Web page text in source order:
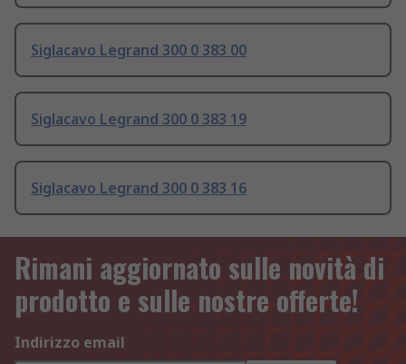
Siglacavo Legrand 300 0 383 00
Siglacavo Legrand 300 0 383 19
Siglacavo Legrand 300 0 383 16
Rimani aggiornato sulle novità di
prodotto e sulle nostre offerte!
Indirizzo email